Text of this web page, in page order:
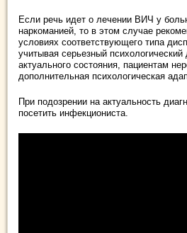
Если речь идет о лечении ВИЧ у
наркоманией, то в этом случае
условиях соответствующего типа
учитывая серьезный
актуального состояния, пациентам
дополнительная психологическая
При подозрении на актуальность
посетить инфекциониста.